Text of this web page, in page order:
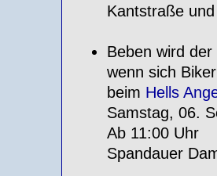
Kantstraße
Beben wird
wenn sich
beim Hells
Samstag, 06.
Ab 11:00 Uhr
Spandauer